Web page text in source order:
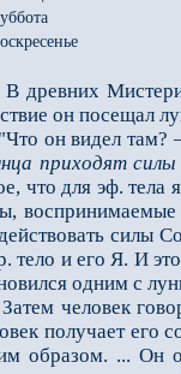
он посещал
он видел там?
приходят
что для эф.
силы
тело и его Я. И
одним с
человек
получает его
образом. ... Он